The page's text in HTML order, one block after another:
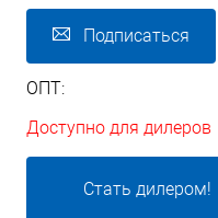
Подписаться
ОПТ:
Доступно для дилеров
Стать дилером!